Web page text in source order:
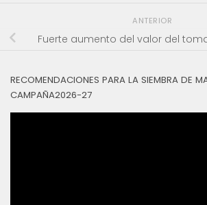
ANTERIOR
Fuerte aumento del valor del
RECOMENDACIONES PARA LA SIEMBRA DE
CAMPAÑA2026-27